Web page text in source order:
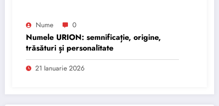
Nume 0
Numele URION: semnificație, origine,
trăsături și personalitate
21 Ianuarie 2026